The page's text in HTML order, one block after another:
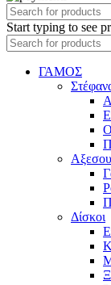
Start typing to see
ΓΑΜΟΣ
Δίσκοι